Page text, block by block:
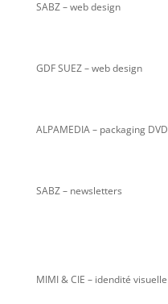
SABZ– web design
GDF SUEZ – web design
ALPAMEDIA – packaging DVD
SABZ – newsletters
MIMI & CIE – idendité visuelle